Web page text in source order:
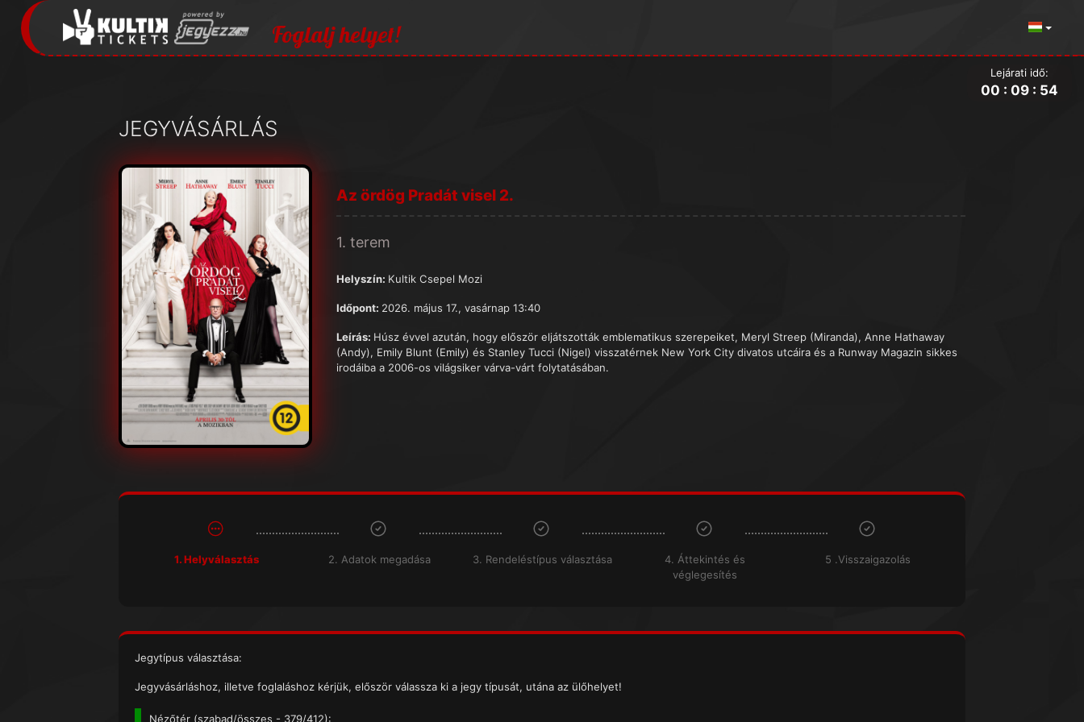
Foglalj helyet!
JEGYVÁSÁRLÁS
Lejárati idő:
00 :09 : 53
Az ördög Pradát visel 2.
1. terem
Helyszín: Kultik Csepel Mozi
Időpont: 2026. május 17., vasárnap 13:40
Leírás: Húsz évvel azután, hogy először eljátszották emblematikus szerepeiket, Meryl Streep (Miranda), Anne Hathaway
(Andy), Emily Blunt (Emily) és Stanley Tucci (Nigel) visszatérnek New York City divatos utcáira és a Runway Magazin sikkes
irodáiba a 2006-os világsiker várva-várt folytatásában.
1. Helyválasztás 2. Adatok megadása 3. Rendeléstípus választása
4. Áttekintés és
véglegesítés
5 .Visszaigazolás
Jegytípus választása:
Jegyvásárláshoz, illetve foglaláshoz kérjük, először válassza ki a jegy típusát, utána az ülőhelyet!
Nézőtér (szabad/összes - 379/412):